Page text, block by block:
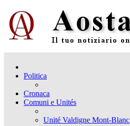
Politica
Cronaca
Comuni e Unités
Unité Valdigne Mont-Blanc